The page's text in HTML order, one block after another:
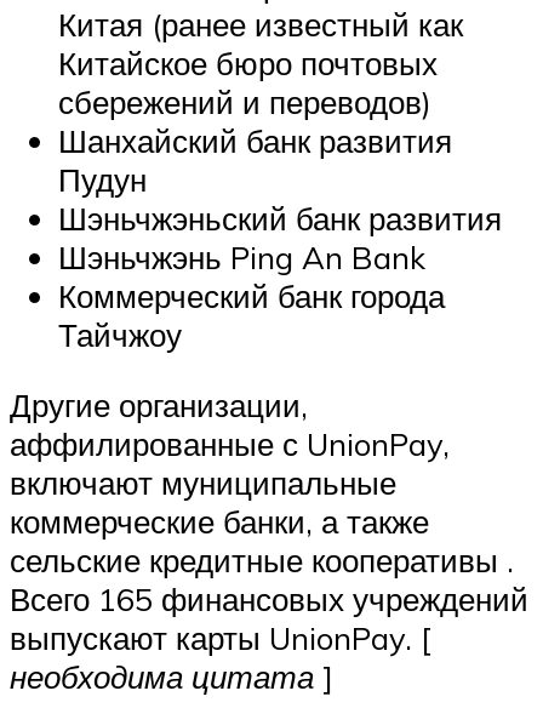
Китая (ранее известный как
Китайское бюро почтовых
сбережений и переводов)
Шанхайский банк развития
Пудун
Шэньчжэньский банк развития
Шэньчжэнь Ping An Bank
Коммерческий банк города
Тайчжоу
Другие организации,
аффилированные с UnionPay,
включают муниципальные
коммерческие банки, а также
сельские кредитные кооперативы .
Всего 165 финансовых учреждений
выпускают карты UnionPay. [
необходима цитата ]